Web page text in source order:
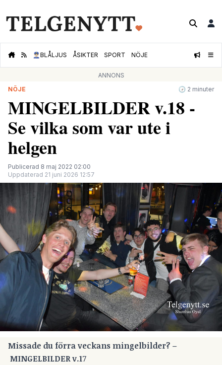
👮🏻‍♂️BLÅLJUS ÅSIKTER SPORT NÖJE
ANNONS
NÖJE
🕝 2 minuter
MINGELBILDER v.18 -
Se vilka som var ute i
helgen
Publicerad 8 maj 2022 02:00
Uppdaterad 21 juni 2026 12:57
Missade du förra veckans mingelbilder? –
MINGELBILDER v.17